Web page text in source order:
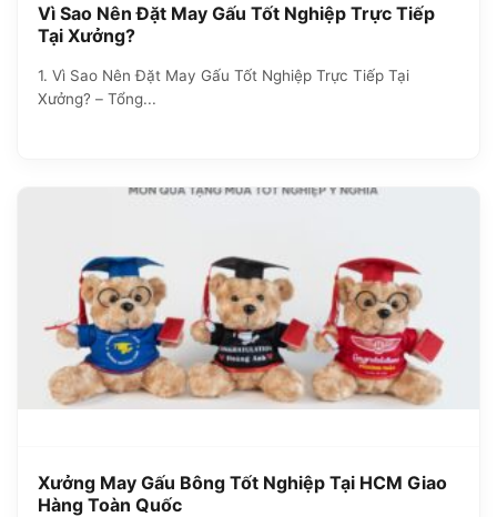
Vì Sao Nên Đặt May Gấu Tốt Nghiệp Trực Tiếp
Tại Xưởng?
1. Vì Sao Nên Đặt May Gấu Tốt Nghiệp Trực Tiếp Tại
Xưởng? – Tổng...
Xưởng May Gấu Bông Tốt Nghiệp Tại HCM Giao
Hàng Toàn Quốc